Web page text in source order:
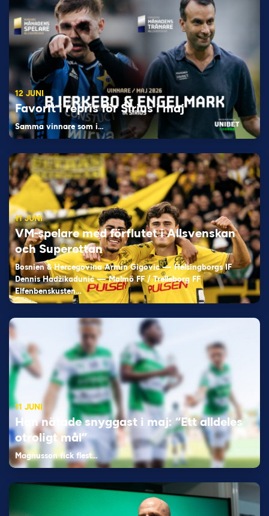
12 JUNI
Favorit i repris för Sirius i maj
Samma vinnare som i…
11 JUNI
VM-spelare med förflutet i Allsvenskan
och Superettan
Bosnien & Hercegovina Armin Gigovic — Helsingborgs IF
Dennis Hadžikadunić — Malmö FF / Trelleborg FF
Elfenbenskusten…
11 JUNI
Han nätade snyggast i maj: “Ett alldeles
otroligt mål”
Magnusson fick flest…